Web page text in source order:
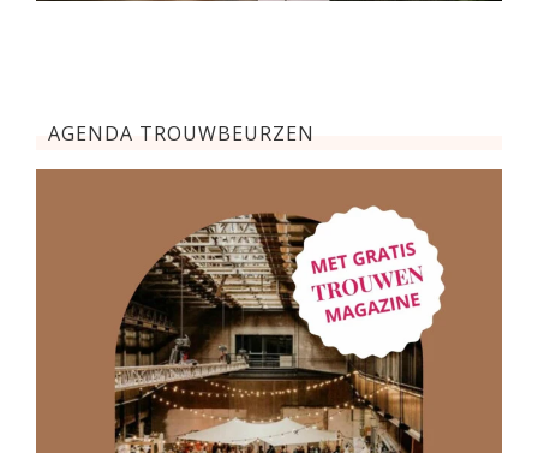
AGENDA TROUWBEURZEN